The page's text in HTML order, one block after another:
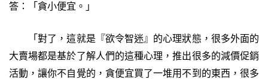
答：「貪小便宜。」
「對了，這就是『欲令智迷』的心理狀態，很多外面的
大賣場都是基於了解人們的這種心理，推出很多的減價促銷
活動，讓你不自覺的，貪便宜買了一堆用不到的東西，很多